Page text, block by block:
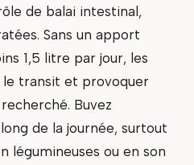
de balai intestinal,
Sans un apport
1,5 litre par jour, les
transit et provoquer
Buvez
de la journée, surtout
légumineuses ou en son